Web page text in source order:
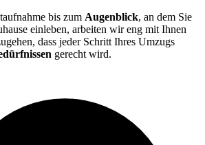
bis zum Augenblick, an dem Sie
einleben, arbeiten wir eng mit Ihnen
dass jeder Schritt Ihres Umzugs
gerecht wird.